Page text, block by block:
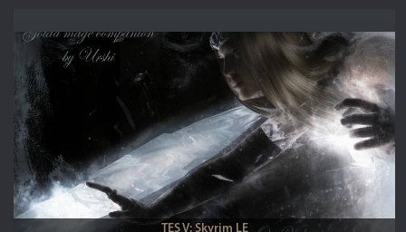
TES V: Skyrim LE